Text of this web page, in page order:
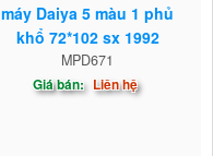
máy Daiya 5 màu 1 phủ
khổ 72*102 sx 1992
MPD671
Giá bán: Liên hệ